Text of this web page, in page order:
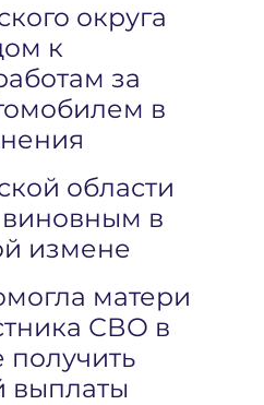
округа
к
за
в
области
в
измене
матери
СВО в
выплаты